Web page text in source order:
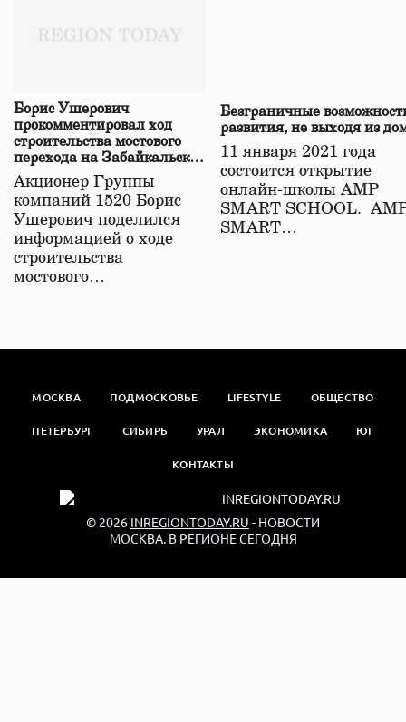
Борис Ушерович
прокомментировал ход
строительства мостового
перехода на Забайкальской
железной дороге
Акционер Группы
компаний 1520 Борис
Ушерович поделился
информацией о ходе
строительства
мостового…
Безграничные
развития, не выходя из
11 января 2021 года
состоится открытие
онлайн-школы АМР
SMART SCHOOL.
SMART…
МОСКВА ПОДМОСКОВЬЕ LIFESTYLE ОБЩЕСТВО
ПЕТЕРБУРГ СИБИРЬ УРАЛ ЭКОНОМИКА ЮГ
КОНТАКТЫ
© 2026 INREGIONTODAY.RU - НОВОСТИ
МОСКВА. В РЕГИОНЕ СЕГОДНЯ